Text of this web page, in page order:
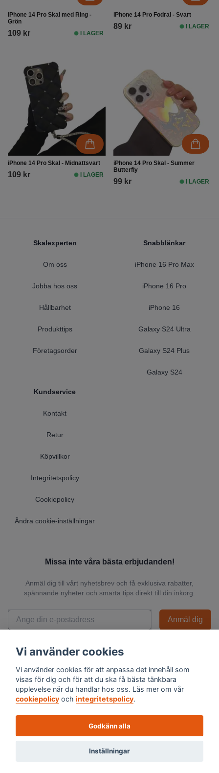
iPhone 14 Pro Skal med Ring -
Grön
109 kr I LAGER
iPhone 14 Pro Fodral - Svart
89 kr I LAGER
iPhone 14 Pro Skal - Midnattsvart
109 kr I LAGER
iPhone 14 Pro Skal - Summer
Butterfly
99 kr I LAGER
Skalexperten
Om oss
Jobba hos oss
Hållbarhet
Produkttips
Företagsorder
Kundservice
Kontakt
Retur
Köpvillkor
Integritetspolicy
Cookiepolicy
Ändra cookie-inställningar
Snabblänkar
iPhone 16 Pro Max
iPhone 16 Pro
iPhone 16
Galaxy S24 Ultra
Galaxy S24 Plus
Galaxy S24
Missa inte våra bästa erbjudanden!
Anmäl dig till vårt nyhetsbrev och få exklusiva rabatter,
spännande nyheter och smarta tips direkt till din inkorg.
Anmäl dig
prenumerationen.
© 2026 Skalexperten Sverige AB - Org.nr 559494-1576
Vi använder cookies
Vi använder cookies för att anpassa det innehåll som
visas för dig och för att du ska få bästa tänkbara
upplevelse när du handlar hos oss. Läs mer om vår
cookiepolicy och integritetspolicy.
Godkänn alla
Inställningar